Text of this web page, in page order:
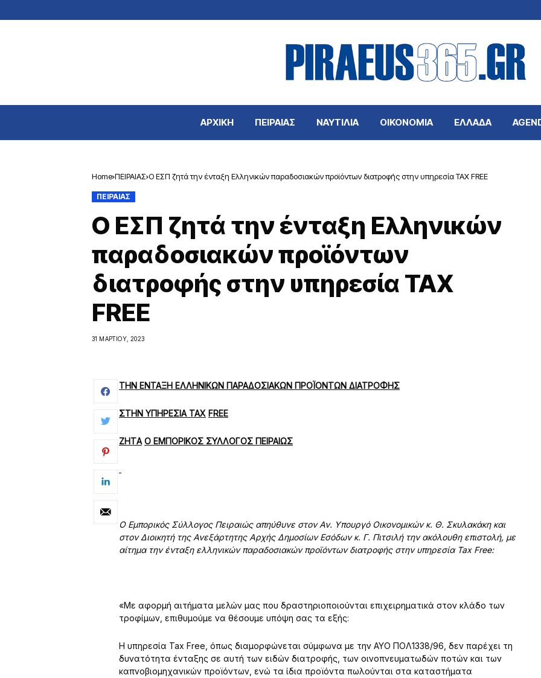
ΑΡΧΙΚΗ ΠΕΙΡΑΙΑΣ ΝΑΥΤΙΛΙΑ ΟΙΚΟΝΟΜΙΑ ΕΛΛΑΔΑ
Home ΠΕΙΡΑΙΑΣ Ο ΕΣΠ ζητά την ένταξη Ελληνικών παραδοσιακών προϊόντων διατροφής στην υπηρεσία TAX FREE
ΠΕΙΡΑΙΑΣ
Ο ΕΣΠ ζητά την ένταξη Ελληνικών
παραδοσιακών προϊόντων
διατροφής στην υπηρεσία TAX
FREE
31 ΜΑΡΤΊΟΥ, 2023
ΤΗΝ ΕΝΤΑΞΗ ΕΛΛΗΝΙΚΩΝ ΠΑΡΑΔΟΣΙΑΚΩΝ ΠΡΟΪΟΝΤΩΝ ΔΙΑΤΡΟΦΗΣ
ΣΤΗΝ ΥΠΗΡΕΣΙΑ TAX FREE
ΖΗΤA Ο ΕΜΠΟΡΙΚΟΣ ΣΥΛΛΟΓΟΣ ΠΕΙΡΑΙΩΣ
Ο Εμπορικός Σύλλογος Πειραιώς απηύθυνε στον Αν. Υπουργό Οικονομικών κ. Θ. Σκυλακάκη και
στον Διοικητή της Ανεξάρτητης Αρχής Δημοσίων Εσόδων κ. Γ. Πιτσιλή την ακόλουθη επιστολή, με
αίτημα την ένταξη ελληνικών παραδοσιακών προϊόντων διατροφής στην υπηρεσία Tax Free:
«Με αφορμή αιτήματα μελών μας που δραστηριοποιούνται επιχειρηματικά στον κλάδο των
τροφίμων, επιθυμούμε να θέσουμε υπόψη σας τα εξής:
Η υπηρεσία Tax Free, όπως διαμορφώνεται σύμφωνα με την ΑΥΟ ΠΟΛ1338/96, δεν παρέχει τη
δυνατότητα ένταξης σε αυτή των ειδών διατροφής, των οινοπνευματωδών ποτών και των
καπνοβιομηχανικών προϊόντων, ενώ τα ίδια προϊόντα πωλούνται στα καταστήματα